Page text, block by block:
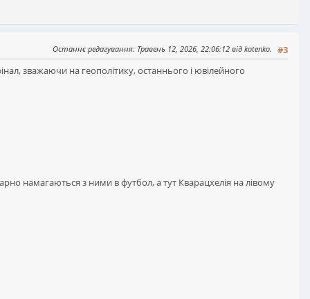
#3
Останнє редагування: Травень 12, 2026, 22:06:12 від kotenko.
зважаючи на геополітику, останнього і ювілейного
намагаються з ними в футбол, а тут Кварацхелія на лівому